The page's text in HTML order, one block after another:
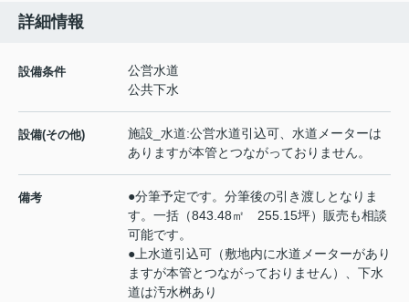
詳細情報
設備条件
公営水道
公共下水
設備(その他)
施設_水道:公営水道引込可、水道メーターは
ありますが本管とつながっておりません。
備考
●分筆予定です。分筆後の引き渡しとなりま
す。一括（843.48㎡ 255.15坪）販売も相談
可能です。
●上水道引込可（敷地内に水道メーターがあり
ますが本管とつながっておりません）、下水
道は汚水桝あり